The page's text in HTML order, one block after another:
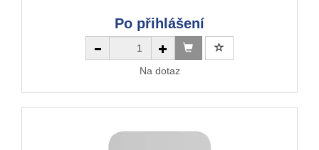
Po přihlášení
Na dotaz